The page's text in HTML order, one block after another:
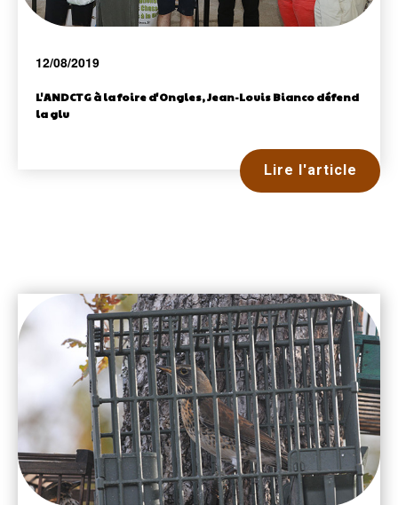
12/08/2019
L'ANDCTG à la foire d'Ongles, Jean-Louis Bianco défend
la glu
Lire l'article